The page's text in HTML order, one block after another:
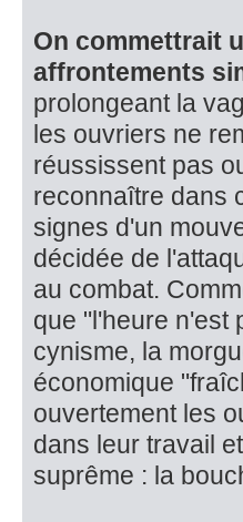
On commettrait
affrontements
prolongeant la
les ouvriers ne
réussissent pas
reconnaître dans
signes d'un
décidée de
au combat.
que "l'heure n'est
cynisme, la
économique
ouvertement les
dans leur travail
suprême : la